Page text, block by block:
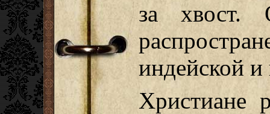
за хвост.
индейской
Христиане